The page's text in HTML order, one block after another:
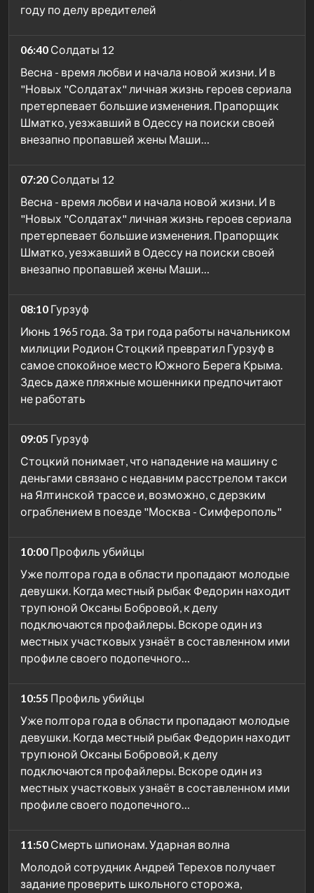
году по делу вредителей
06:40 Солдаты 12
Весна - время любви и начала новой жизни. И в
"Новых "Солдатах" личная жизнь героев сериала
претерпевает большие изменения. Прапорщик
Шматко, уезжавший в Одессу на поиски своей
внезапно пропавшей жены Маши…
07:20 Солдаты 12
Весна - время любви и начала новой жизни. И в
"Новых "Солдатах" личная жизнь героев сериала
претерпевает большие изменения. Прапорщик
Шматко, уезжавший в Одессу на поиски своей
внезапно пропавшей жены Маши…
08:10 Гурзуф
Июнь 1965 года. За три года работы начальником
милиции Родион Стоцкий превратил Гурзуф в
самое спокойное место Южного Берега Крыма.
Здесь даже пляжные мошенники предпочитают
не работать
09:05 Гурзуф
Стоцкий понимает, что нападение на машину с
деньгами связано с недавним расстрелом такси
на Ялтинской трассе и, возможно, с дерзким
ограблением в поезде "Москва - Симферополь"
10:00 Профиль убийцы
Уже полтора года в области пропадают молодые
девушки. Когда местный рыбак Федорин находит
труп юной Оксаны Бобровой, к делу
подключаются профайлеры. Вскоре один из
местных участковых узнаёт в составленном ими
профиле своего подопечного…
10:55 Профиль убийцы
Уже полтора года в области пропадают молодые
девушки. Когда местный рыбак Федорин находит
труп юной Оксаны Бобровой, к делу
подключаются профайлеры. Вскоре один из
местных участковых узнаёт в составленном ими
профиле своего подопечного…
11:50 Смерть шпионам. Ударная волна
Молодой сотрудник Андрей Терехов получает
задание проверить школьного сторожа,